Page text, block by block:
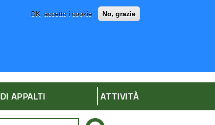
OK, accetto i cookie No, grazie
APPALTI ATTIVITÀ